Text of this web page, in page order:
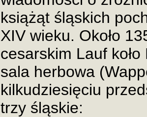
książąt śląskich
XIV wieku. Około
cesarskim Lauf
sala herbowa
kilkudziesięciu
trzy śląskie: